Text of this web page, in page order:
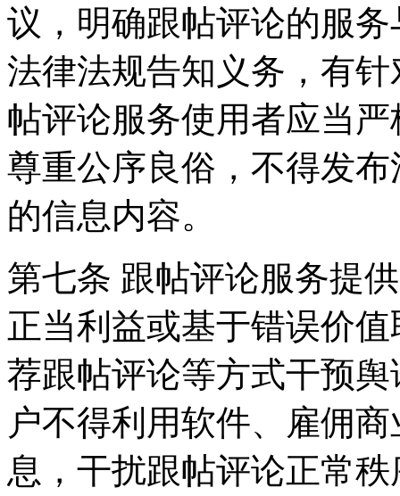
议，明确跟帖评论的服
法律法规告知义务，有
帖评论服务使用者应当
尊重公序良俗，不得发
的信息内容。
第七条 跟帖评论服务提
正当利益或基于错误价
荐跟帖评论等方式干预
户不得利用软件、雇佣
息，干扰跟帖评论正常